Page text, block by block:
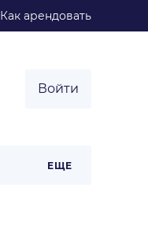
Как арендовать
Войти
ЕЩЕ